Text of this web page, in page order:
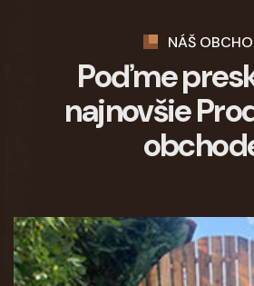
NÁŠ
Poďme
najnovšie